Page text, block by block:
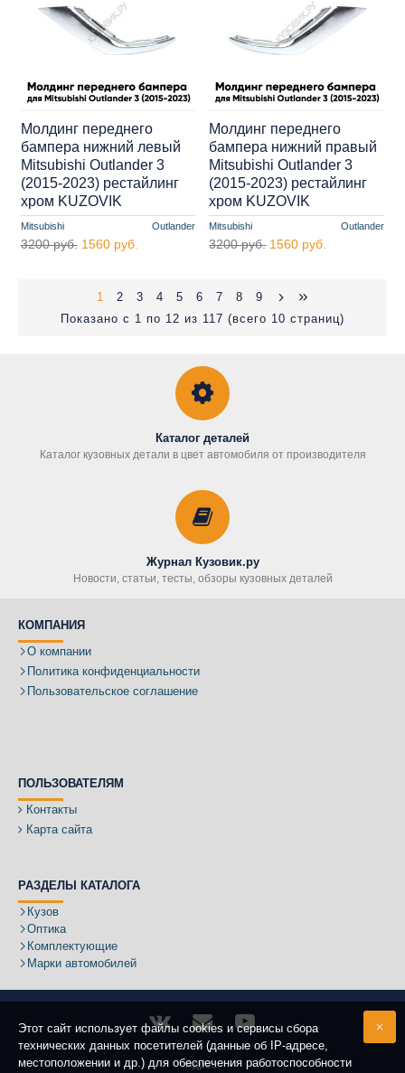
Mitsubishi Outlander
Молдинг переднего
бампера нижний левый
Mitsubishi Outlander 3
(2015-2023) рестайлинг
хром KUZOVIK
3200 руб. 1560 руб.
Mitsubishi Outlander
Молдинг переднего
бампера нижний правый
Mitsubishi Outlander 3
(2015-2023) рестайлинг
хром KUZOVIK
3200 руб. 1560 руб.
1 2 3 4 5 6 7 8
9
Показано с 1 по 12 из 117 (всего 10 страниц)
Каталог деталей
Каталог кузовных детали в цвет автомобиля от производителя
Журнал Кузовик.ру
Новости, статьи, тесты, обзоры кузовных деталей
КОМПАНИЯ
О компании
Политика конфиденциальности
Пользовательское соглашение
ПОЛЬЗОВАТЕЛЯМ
Контакты
Карта сайта
РАЗДЕЛЫ КАТАЛОГА
Кузов
Оптика
Комплектующие
Марки автомобилей
Адрес:
Этот сайт использует файлы cookies и сервисы сбора
технических данных посетителей (данные об IP-адресе,
местоположении и др.) для обеспечения работоспособности